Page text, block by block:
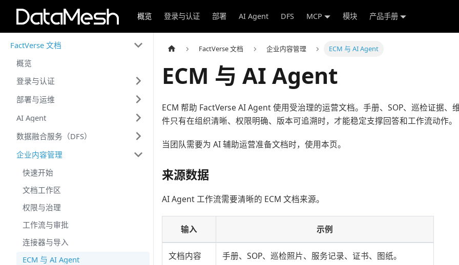
概览 登录与认证 部署 AI Agent DFS MCP 模块 产品手册
FactVerse 文档
概览
登录与认证
部署与运维
AI Agent
数据融合服务（DFS）
企业内容管理
快速开始
文档工作区
权限与治理
工作流与审批
连接器与导入
ECM 与 AI Agent
FactVerse 文档 企业内容管理 ECM 与 AI Agent
ECM 与 AI Agent
ECM 帮助 FactVerse AI Agent 使用受治理的运营文档。手册、SOP、巡检证据、
件只有在组织清晰、权限明确、版本可追溯时，才能稳定支撑回答和工作流动作。
当团队需要为 AI 辅助运营准备文档时，使用本页。
来源数据
AI Agent 工作流需要清晰的 ECM 文档来源。
输入 示例
文档内容 手册、SOP、巡检照片、服务记录、证书、图纸。